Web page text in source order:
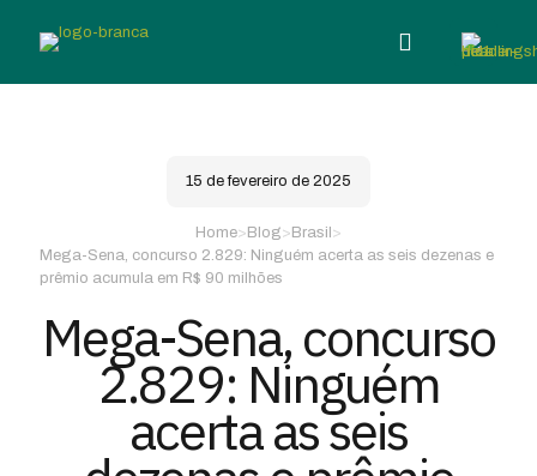
15 de fevereiro de 2025
Home> Blog> Brasil >
Mega-Sena, concurso 2.829: Ninguém acerta as seis dezenas e
prêmio acumula em R$ 90 milhões
Mega-Sena, concurso
2.829: Ninguém
acerta as seis